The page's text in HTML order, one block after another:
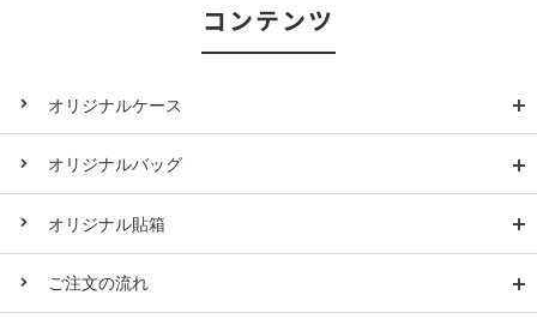
コンテンツ
オリジナルケース
オリジナルバッグ
オリジナル貼箱
ご注文の流れ